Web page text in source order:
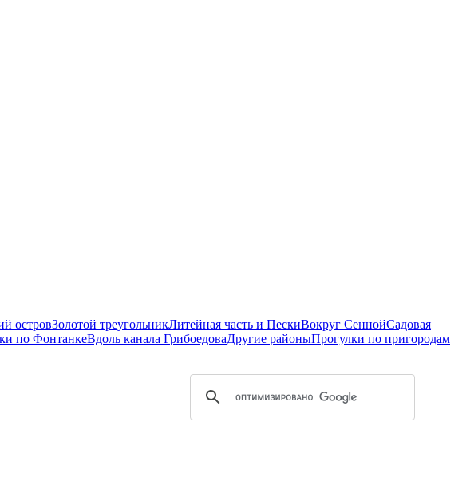
островЗолотой треугольникЛитейная часть и ПескиВокруг СеннойСадовая
по ФонтанкеВдоль канала ГрибоедоваДругие районыПрогулки по пригородам